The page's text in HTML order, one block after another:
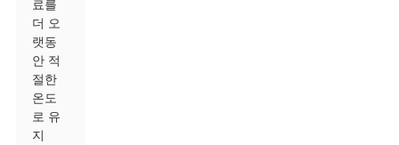
료를
더 오
랫동
안 적
절한
온도
로 유
지